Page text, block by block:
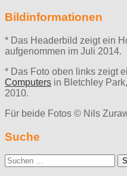
Bildinformationen
* Das Headerbild zeigt ein
aufgenommen im Juli 2014.
* Das Foto oben links zeigt
Computers in Bletchley
2010.
Für beide Fotos © Nils
Suche
Suche
nach: